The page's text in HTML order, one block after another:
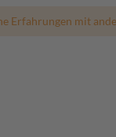
Erfahrungen mit